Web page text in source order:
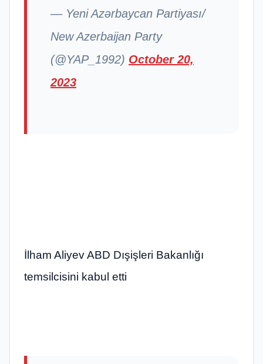
— Yeni Azərbaycan Partiyası/
New Azerbaijan Party
(@YAP_1992) October 20,
2023
İlham Aliyev ABD Dışişleri Bakanlığı
temsilcisini kabul etti